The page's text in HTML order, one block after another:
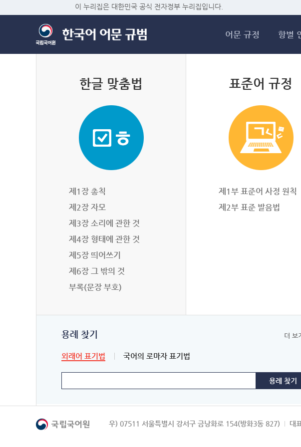
이 누리집은 대한민국 공식 전자정부 누리집입니다.
어문 규정 항별
한글 맞춤법
제1장 총칙
제2장 자모
제3장 소리에 관한 것
제4장 형태에 관한 것
제5장 띄어쓰기
제6장 그 밖의 것
부록(문장 부호)
표준어 규정
제1부 표준어 사정 원칙
제2부 표준 발음법
용례 찾기
외래어 표기법 국어의 로마자 표기법
더 보기
우) 07511 서울특별시 강서구 금낭화로 154(방화3동 827) 대